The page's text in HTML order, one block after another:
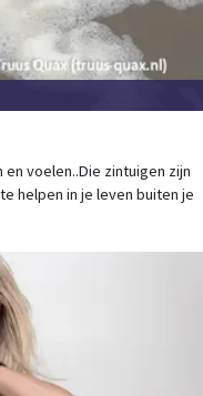
voelen..Die zintuigen zijn
helpen in je leven buiten je